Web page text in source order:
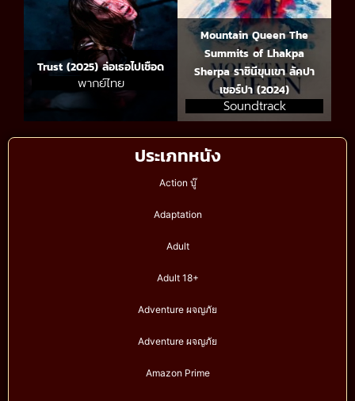
ประเภทหนัง
Action บู๊
Adaptation
Adult
Adult 18+
Adventure ผจญภัย
Adventure ผจญภัย
Amazon Prime
Trust (2025) ล่อเธอไปเชือด
พากย์ไทย
Mountain Queen The
Summits of Lhakpa
Sherpa ราชินีขุนเขา ลัคปา
เชอร์ปา (2024)
Soundtrack